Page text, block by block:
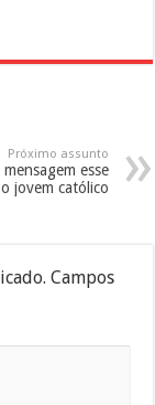
Próximo assunto
esse
jovem católico
Campos